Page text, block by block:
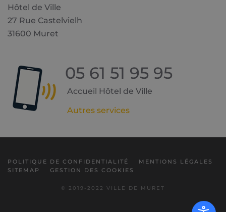
Hôtel de Ville
27 Rue Castelvielh
31600 Muret
05 61 51 95 95
Accueil Hôtel de Ville
Autres services
POLITIQUE DE CONFIDENTIALITÉ
MENTIONS LÉGALES
SITEMAP
GESTION DES COOKIES
© 2019-2022 VILLE DE MURET